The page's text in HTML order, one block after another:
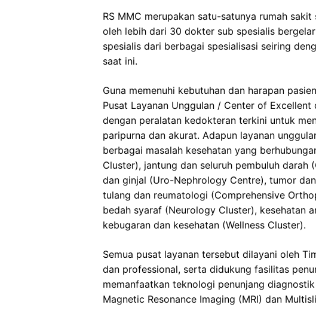
RS MMC merupakan satu-satunya rumah
oleh lebih dari 30 dokter sub spesialis
spesialis dari berbagai spesialisasi seiring
saat ini.
Guna memenuhi kebutuhan dan harapan
Pusat Layanan Unggulan / Center of
dengan peralatan kedokteran terkini untuk
paripurna dan akurat. Adapun layanan
berbagai masalah kesehatan yang
Cluster), jantung dan seluruh pembuluh darah
dan ginjal (Uro-Nephrology Centre), tumor
tulang dan reumatologi (Comprehensive
bedah syaraf (Neurology Cluster), kesehatan
kebugaran dan kesehatan (Wellness Cluster).
Semua pusat layanan tersebut dilayani oleh
dan professional, serta didukung fasilitas
memanfaatkan teknologi penunjang
Magnetic Resonance Imaging (MRI) dan